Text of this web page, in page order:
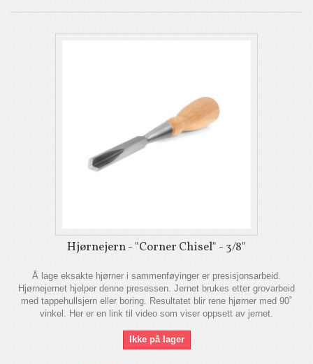
Hjørnejern - "Corner Chisel" - 3/8"
Å lage eksakte hjørner i sammenføyinger er presisjonsarbeid.
Hjørnejernet hjelper denne presessen. Jernet brukes etter grovarbeid
med tappehullsjern eller boring. Resultatet blir rene hjørner med 90˚
vinkel. Her er en link til video som viser oppsett av jernet.
Ikke på lager